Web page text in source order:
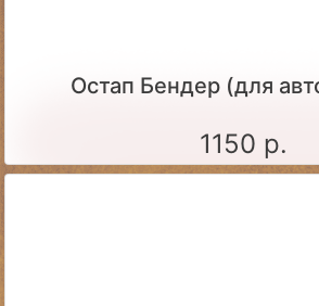
Остап Бендер (для
1150 р.